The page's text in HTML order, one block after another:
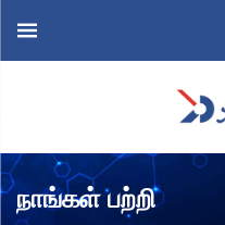
நாங்கள் பற்றி